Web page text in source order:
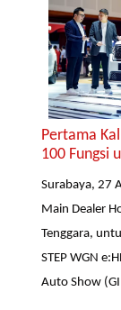
Pertama
100 Fungsi
Surabaya, 27
Main Dealer
Tenggara,
STEP WGN
Auto Show